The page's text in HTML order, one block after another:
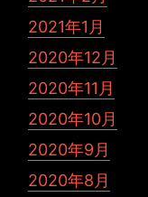
2021年1月
2020年12月
2020年11月
2020年10月
2020年9月
2020年8月